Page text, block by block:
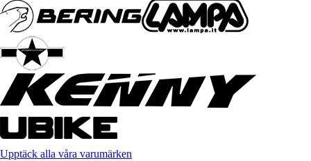
Upptäck alla våra varumärken